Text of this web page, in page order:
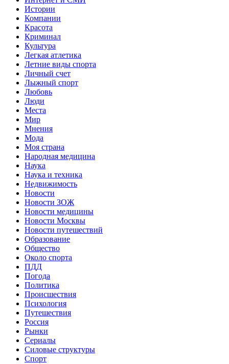
Истории
Компании
Красота
Криминал
Культура
Легкая атлетика
Летние виды спорта
Личный счет
Лыжный спорт
Любовь
Люди
Места
Мир
Мнения
Мода
Моя страна
Народная медицина
Наука
Наука и техника
Недвижимость
Новости
Новости ЗОЖ
Новости медицины
Новости Москвы
Новости путешествий
Образование
Общество
Около спорта
ПДД
Погода
Политика
Происшествия
Психология
Путешествия
Россия
Рынки
Сериалы
Силовые структуры
Спорт